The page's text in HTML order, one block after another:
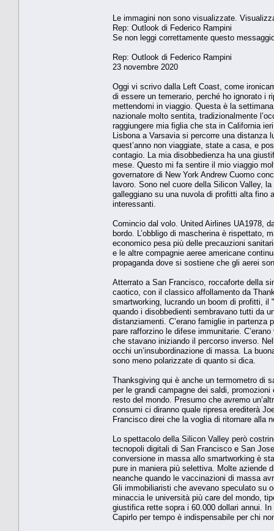
Le immagini non sono visualizzate.
Rep: Outlook di Federico Rampini
Se non leggi correttamente questo
Rep: Outlook di Federico Rampini
23 novembre 2020
Oggi vi scrivo dalla Left Coast, come
di essere un temerario, perché ho ignorato i
mettendomi in viaggio. Questa è la
nazionale molto sentita, tradizionalmente
raggiungere mia figlia che sta in California
Lisbona a Varsavia si percorre una distanza
quest’anno non viaggiate, state a casa, e
contagio. La mia disobbedienza ha una
mese. Questo mi fa sentire il mio viaggio
governatore di New York Andrew Cuomo
lavoro. Sono nel cuore della Silicon Valley,
galleggiano su una nuvola di profitti alta fino
interessanti.
Comincio dal volo. United Airlines UA1978,
bordo. L’obbligo di mascherina è rispettato,
economico pesa più delle precauzioni
e le altre compagnie aeree americane
propaganda dove si sostiene che gli aerei
Atterrato a San Francisco, roccaforte della
caotico, con il classico affollamento da
smartworking, lucrando un boom di profitti,
quando i disobbedienti sembravano tutti da
distanziamenti. C’erano famiglie in
pare rafforzino le difese immunitarie.
che stavano iniziando il percorso inverso.
occhi un’insubordinazione di massa. La
sono meno polarizzate di quanto si dica.
Thanksgiving qui è anche un termometro di
per le grandi campagne dei saldi,
resto del mondo. Presumo che avremo
consumi ci diranno quale ripresa erediterà
Francisco direi che la voglia di ritornare alla
Lo spettacolo della Silicon Valley però
tecnopoli digitali di San Francisco e San
conversione in massa allo smartworking è
pure in maniera più selettiva. Molte aziende
neanche quando le vaccinazioni di massa
Gli immobiliaristi che avevano speculato su
minaccia le università più care del mondo,
giustifica rette sopra i 60.000 dollari annui.
Capirlo per tempo è indispensabile per chi